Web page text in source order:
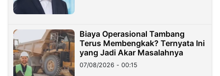
Biaya Operasional Tambang
Terus Membengkak? Ternyata Ini
yang Jadi Akar Masalahnya
07/08/2026 - 00:15